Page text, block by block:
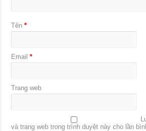
Tên*
Email*
Trang web
và trang web trong trình duyệt này cho lần